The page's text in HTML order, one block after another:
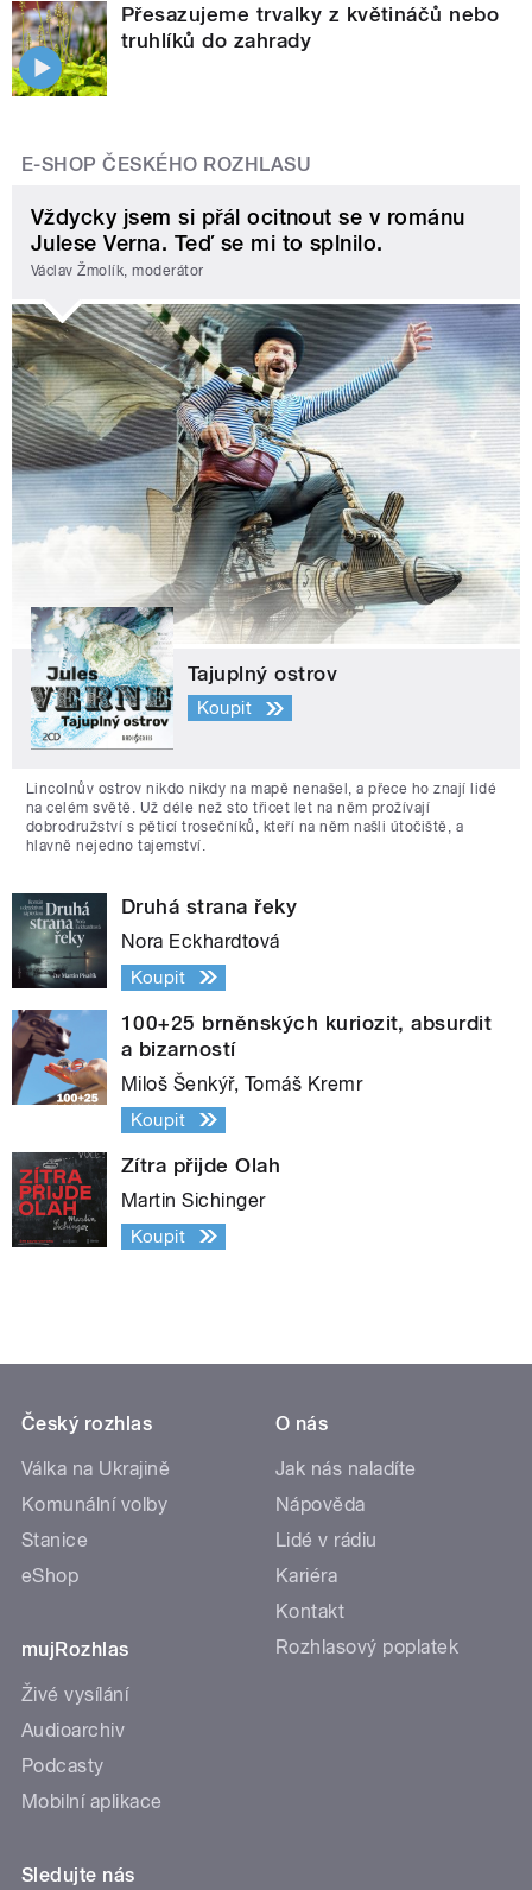
Přesazujeme trvalky z květináčů nebo
truhlíků do zahrady
E-SHOP ČESKÉHO ROZHLASU
Vždycky jsem si přál ocitnout se v románu
Julese Verna. Teď se mi to splnilo.
Václav Žmolík, moderátor
Tajuplný ostrov
Koupit
Lincolnův ostrov nikdo nikdy na mapě nenašel, a přece ho znají lidé
na celém světě. Už déle než sto třicet let na něm prožívají
dobrodružství s pěticí trosečníků, kteří na něm našli útočiště, a
hlavně nejedno tajemství.
Druhá strana řeky
Nora Eckhardtová
Koupit
100+25 brněnských kuriozit, absurdit
a bizarností
Miloš Šenkýř, Tomáš Kremr
Koupit
Zítra přijde Olah
Martin Sichinger
Koupit
Český rozhlas
Válka na Ukrajině
Komunální volby
Stanice
eShop
mujRozhlas
Živé vysílání
Audioarchiv
Podcasty
Mobilní aplikace
O nás
Jak nás naladíte
Nápověda
Lidé v rádiu
Kariéra
Kontakt
Rozhlasový poplatek
Sledujte nás